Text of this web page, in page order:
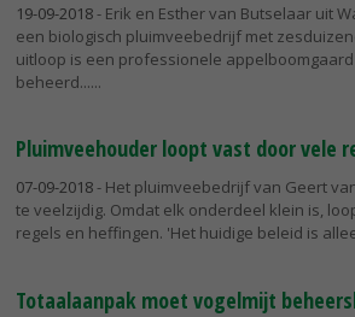
19-09-2018- Erik en Esther van Butselaar uit
een biologisch pluimveebedrijf met
uitloop is een professionele
beheerd...
Pluimveehouder loopt vast door vele
07-09-2018- Het pluimveebedrijf van Geert
te veelzijdig. Omdat elk onderdeel klein is,
regels en heffingen. 'Het huidige beleid is
Totaalaanpak moet vogelmijt